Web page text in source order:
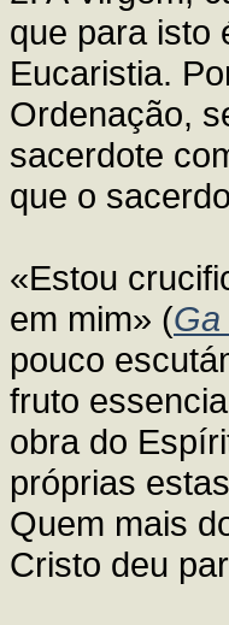
que para isto
Eucaristia.
Ordenação,
sacerdote
que o
«Estou
em mim» (Ga
pouco
fruto
obra do
próprias
Quem mais
Cristo deu